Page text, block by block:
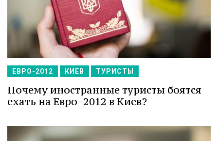
ЕВРО-2012 КИЕВ ТУРИСТЫ
Почему иностранные туристы боятся
ехать на Евро−2012 в Киев?